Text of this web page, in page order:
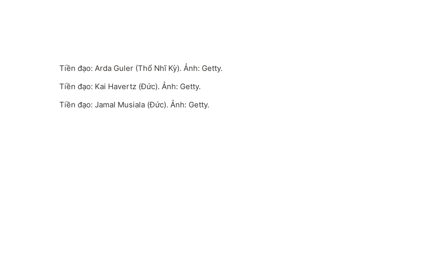
Tiền đạo: Arda Guler (Thổ Nhĩ Kỳ). Ảnh: Getty.
Tiền đạo: Kai Havertz (Đức). Ảnh: Getty.
Tiền đạo: Jamal Musiala (Đức). Ảnh: Getty.